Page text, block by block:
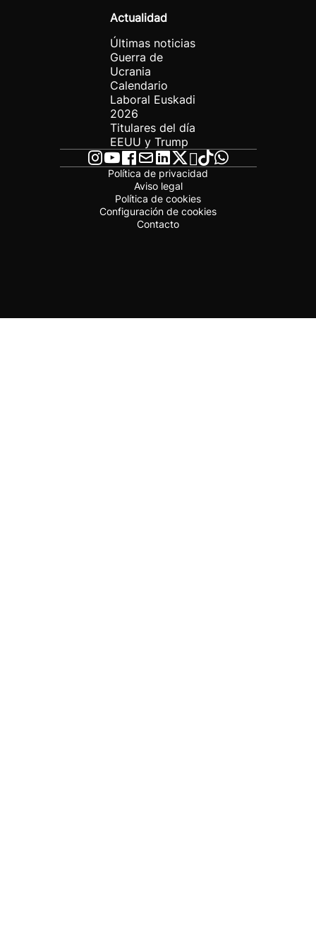
Actualidad
Últimas noticias
Guerra de
Ucrania
Calendario
Laboral Euskadi
2026
Titulares del día
EEUU y Trump
Política de privacidad
Aviso legal
Política de cookies
Configuración de cookies
Contacto